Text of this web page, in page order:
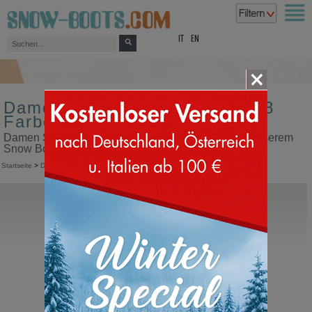
EN
Damen Schneestiefel Größe 38
Farbe schwarz
Damen Schneestiefel Größe 38 Farbe schwarz in unserem
Snow Boots Online Shop kaufen
Startseite > Damen Schneestiefel
Moon Boot®
Icon Low Faux Fur